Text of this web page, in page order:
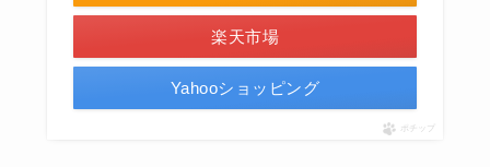
楽天市場
Yahooショッピング
ポチップ